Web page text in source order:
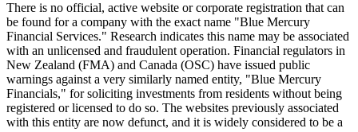
There is no official, active website or corporate registration that can
be found for a company with the exact name "Blue Mercury
Financial Services." Research indicates this name may be associated
with an unlicensed and fraudulent operation. Financial regulators in
New Zealand (FMA) and Canada (OSC) have issued public
warnings against a very similarly named entity, "Blue Mercury
Financials," for soliciting investments from residents without being
registered or licensed to do so. The websites previously associated
with this entity are now defunct, and it is widely considered to be a